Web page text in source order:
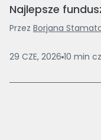
Najlepsze
Przez Borjana
29 CZE, 2026 10 min